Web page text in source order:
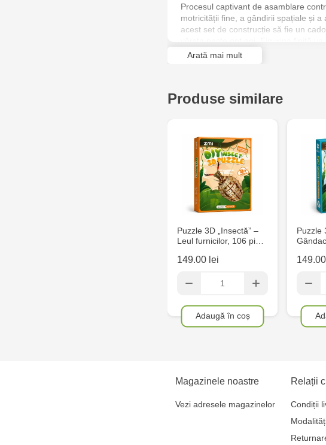
Procesul captivant de asamblare
motricității fine, a gândirii spațiale și a
acest set de construcție să fie un
pentru interior sau o parte a unei
Arată mai mult
Produse similare
Puzzle 3D „Insectă” –
Leul furnicilor, 106 pi…
149.00 lei
Adaugă în coș
Puzzle
Magazinele noastre
Vezi adresele magazinelor
Relații
Condiții